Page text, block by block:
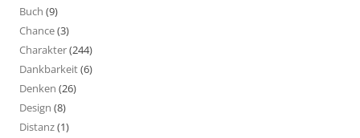
Buch (9)
Chance(3)
Charakter(244)
Dankbarkeit(6)
Denken (26)
Design (8)
Distanz(1)